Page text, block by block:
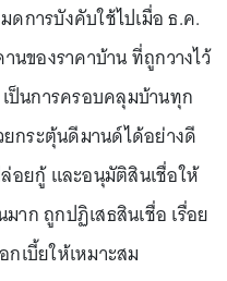
การบังคับใช้ไปเมื่อ ธ.ค.
นของราคาบ้าน ที่ถูกวางไว้
ป็นการครอบคลุมบ้านทุก
ยกระตุ้นดีมานด์ได้อย่างดี
อยกู้ และอนุมัติสินเชื่อให้
ก ถูกปฏิเสธสินเชื่อ เรื่อย
เบี้ยให้เหมาะสม